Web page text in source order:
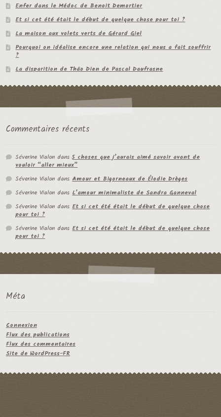
Enfer dans le Médoc de Benoit Demortier
Et si cet été était le début de quelque chose pour toi ?
La maison aux volets verts de Gérard Giel
Pourquoi on idéalise encore une relation qui nous a fait souffrir
?
La disparition de Thâo Dien de Pascal Daufrasne
Commentaires récents
Séverine Vialon dans5 choses que j’aurais aimé savoir avant de
vouloir “aller mieux”
Séverine Vialon dansAmour et Bigorneaux de Élodie Drèges
Séverine Vialon dansL’amour minimaliste de Sandra Ganneval
Séverine Vialon dansEt si cet été était le début de quelque chose
pour toi ?
Séverine Vialon dansEt si cet été était le début de quelque chose
pour toi ?
Méta
Connexion
Flux des publications
Flux des commentaires
Site de WordPress-FR